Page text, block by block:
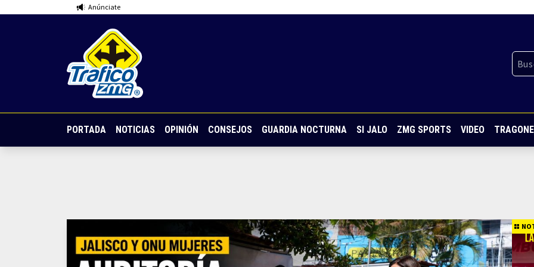
Anúnciate
PORTADA NOTICIAS OPINIÓN CONSEJOS GUARDIA NOCTURNA SI JALO ZMG SPORTS VIDEO